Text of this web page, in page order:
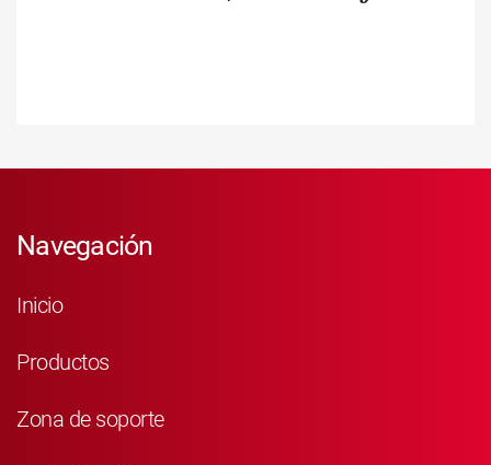
Navegación
Inicio
Productos
Zona de soporte